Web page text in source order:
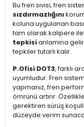
Bu fren sıvısı, fren
sızdırmazlığını
koluna uygulanan
tam olarak kalipere
tepkisianlamına
tepkiler tutarlı kalır.
P.Ofisi DOT3, farklı
uyumludur. Fren
yapmanız, fren
ömrünü artırır.
gerektiren sürüş
düzeyde verim